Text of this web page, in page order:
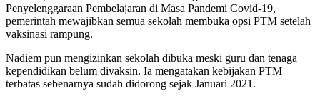
Penyelenggaraan Pembelajaran di Masa Pandemi Covid-19,
pemerintah mewajibkan semua sekolah membuka opsi PTM setelah
vaksinasi rampung.
Nadiem pun mengizinkan sekolah dibuka meski guru dan tenaga
kependidikan belum divaksin. Ia mengatakan kebijakan PTM
terbatas sebenarnya sudah didorong sejak Januari 2021.